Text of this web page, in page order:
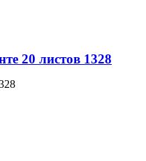
20 листов 1328